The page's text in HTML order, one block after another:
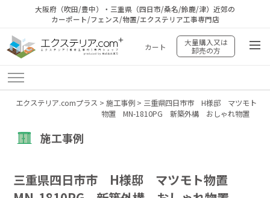
大阪府（吹田/豊中）・三重県（四日市/桑名/鈴鹿/津）近郊の
カーポート/フェンス/物置/エクステリア工事専門店
カート
大量購入又は
卸売の方
エクステリア.comプラス > 施工事例> 三重県四日市市 H様邸 マツモト
物置 MN-1810PG 新築外構 おしゃれ物置
施工事例
三重県四日市市 H様邸 マツモト物置